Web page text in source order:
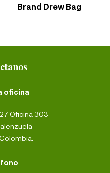
Brand Drew Bag
oficina
Oficina 303